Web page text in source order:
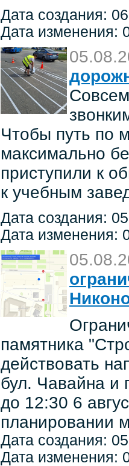
Дата создания:
Дата изменения:
Чтобы путь по
максимально
приступили к
к учебным
Дата создания:
Дата изменения:
памятника
действовать
бул. Чавайна и
до 12:30 6
планировании
Дата создания:
Дата изменения: